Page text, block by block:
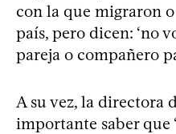
con la que migraron
país, pero dicen: ‘no
pareja o compañero
A su vez, la directora
importante saber